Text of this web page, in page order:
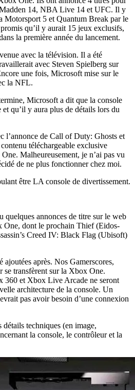
14, NBA Live 14 et UFC. Il y
Motorsport 5 et Quantum Break par le
qu’il y aurait 15 jeux exclusifs,
la première année du lancement.
avec la télévision. Il a été
avec Steven Spielberg sur
une fois, Microsoft mise sur le
la NFL.
Microsoft a dit que la console
qu’il y aura plus de détails lors du
l’annonce de Call of Duty: Ghosts et
téléchargeable exclusive
Malheureusement, je n’ai pas vu
de ne plus fonctionner chez moi.
être LA console de divertissement.
quelques annonces de titre sur le web
One, dont le prochain Thief (Eidos-
Creed IV: Black Flag (Ubisoft)
ajoutées après. Nos Gamerscores,
se transfèrent sur la Xbox One.
360 et Xbox Live Arcade ne seront
architecture de la console. Un
pas avoir besoin d’une connexion
techniques (en image,
la console, le contrôleur et la